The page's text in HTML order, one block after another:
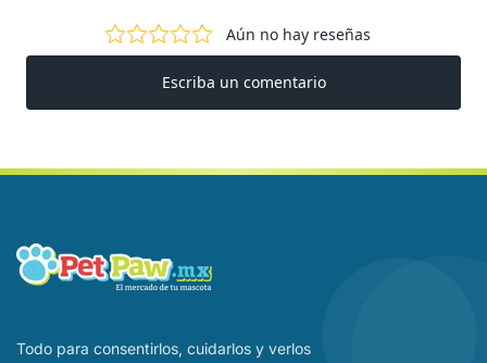
Todo para consentirlos, cuidarlos y verlos